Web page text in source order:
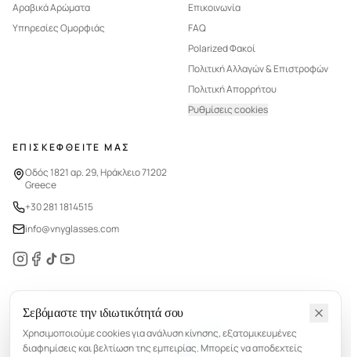
Αραβικά Αρώματα
Υπηρεσίες Ομορφιάς
Επικοινωνία
FAQ
Polarized Φακοί
Πολιτική Αλλαγών & Επιστροφών
Πολιτική Απορρήτου
Ρυθμίσεις cookies
ΕΠΙΣΚΕΦΘΕΙΤΕ ΜΑΣ
Οδός 1821 αρ. 29, Ηράκλειο 71202
Greece
+30 281 1814515
info@vnyglasses.com
©2026VNY.Με επιφύλαξη παντός δικαιώματος.
HANDCRAFTED BY
Σεβόμαστε την ιδιωτικότητά σου
Χρησιμοποιούμε cookies για ανάλυση κίνησης, εξατομικευμένες
διαφημίσεις και βελτίωση της εμπειρίας. Μπορείς να αποδεχτείς